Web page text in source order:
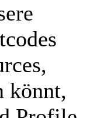
könnt,